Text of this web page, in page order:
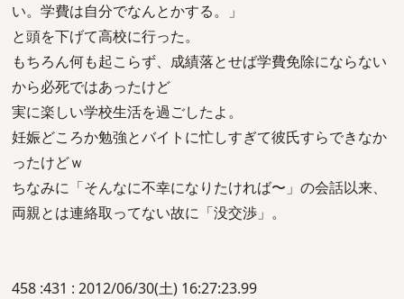
い。学費は自分でなんとかする。」
と頭を下げて高校に行った。
もちろん何も起こらず、成績落とせば学費免除にならない
から必死ではあったけど
実に楽しい学校生活を過ごしたよ。
妊娠どころか勉強とバイトに忙しすぎて彼氏すらできなか
ったけどｗ
ちなみに「そんなに不幸になりたければ〜」の会話以来、
両親とは連絡取ってない故に「没交渉」。
458 :431 : 2012/06/30(土) 16:27:23.99